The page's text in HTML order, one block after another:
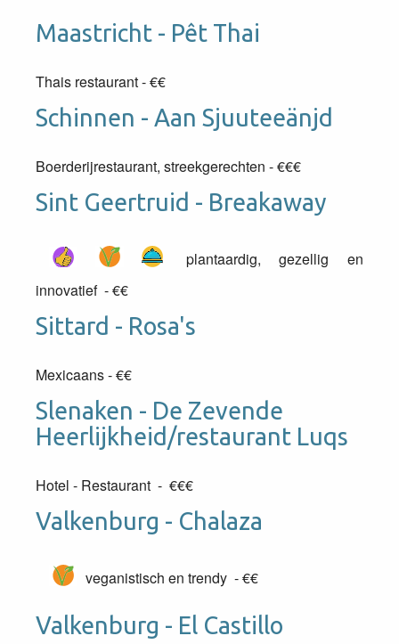
Maastricht - Pêt Thai
Thais restaurant -€€
Schinnen - Aan Sjuuteeänjd
Boerderijrestaurant, streekgerechten - €€€
Sint Geertruid - Breakaway
plantaardig, gezellig en
innovatief - €€
Sittard - Rosa's
Mexicaans - €€
Slenaken - De Zevende
Heerlijkheid/restaurant Luqs
Hotel - Restaurant - €€€
Valkenburg - Chalaza
veganistisch en trendy - €€
Valkenburg - El Castillo